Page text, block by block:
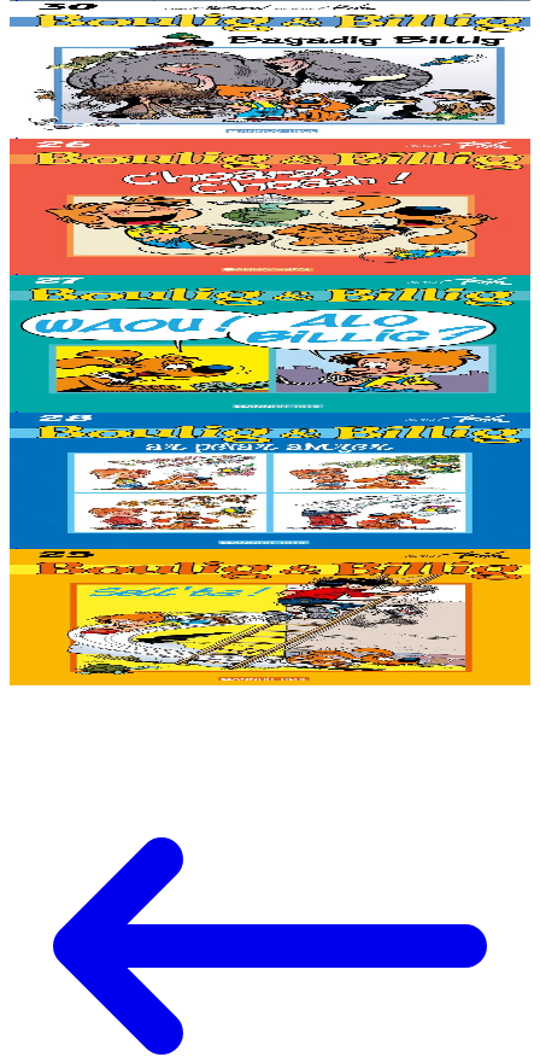
Épuisé
Bannoù-heol
La Bande à Bill
Épuisé
Épuisé
Bannoù-heol
'Faut rigoler !
Épuisé
Bannoù-heol
Bwouf ! Allo Bill ?
Épuisé
Bannoù-heol
Les quatre saisons
Épuisé
Bannoù-heol
Les v'là !